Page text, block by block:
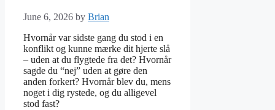
June 6, 2026 by Brian
Hvornår var sidste gang du stod i en
konflikt og kunne mærke dit hjerte slå
– uden at du flygtede fra det? Hvornår
sagde du “nej” uden at gøre den
anden forkert? Hvornår blev du, mens
noget i dig rystede, og du alligevel
stod fast?